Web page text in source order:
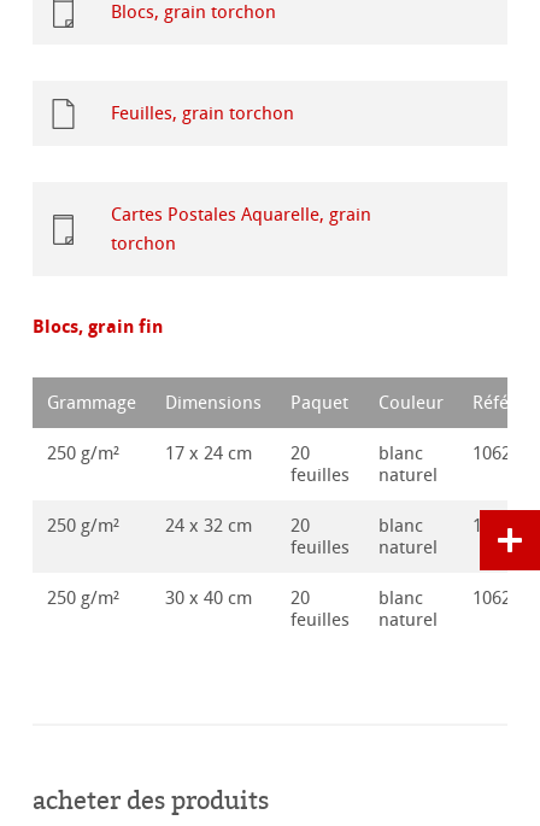
Blocs, grain torchon
Feuilles, grain torchon
Cartes Postales Aquarelle, grain
torchon
Blocs, grain fin
Grammage Dimensions Paquet Couleur
250 g/m² 17 x 24 cm
20
feuilles
blanc
naturel
250 g/m² 24 x 32 cm
20
feuilles
blanc
naturel
250 g/m² 30 x 40 cm
20
feuilles
blanc
naturel
acheter des produits